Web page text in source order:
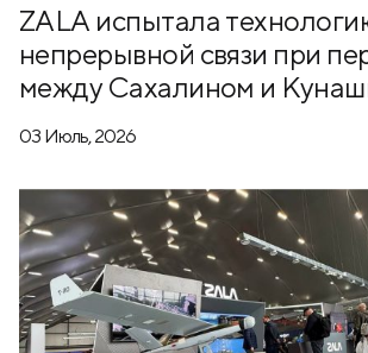
ZALA испытала
непрерывной связи при
между Сахалином и
03 Июль, 2026